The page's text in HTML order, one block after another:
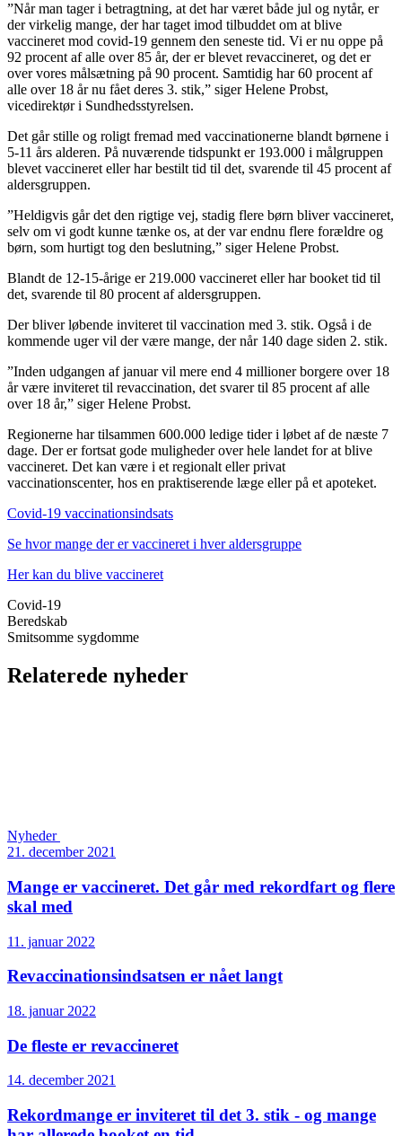
”Når man tager i betragtning, at det har været både jul og nytår, er
der virkelig mange, der har taget imod tilbuddet om at blive
vaccineret mod covid-19 gennem den seneste tid. Vi er nu oppe på
92 procent af alle over 85 år, der er blevet revaccineret, og det er
over vores målsætning på 90 procent. Samtidig har 60 procent af
alle over 18 år nu fået deres 3. stik,” siger Helene Probst,
vicedirektør i Sundhedsstyrelsen.
Det går stille og roligt fremad med vaccinationerne blandt børnene i
5-11 års alderen. På nuværende tidspunkt er 193.000 i målgruppen
blevet vaccineret eller har bestilt tid til det, svarende til 45 procent af
aldersgruppen.
”Heldigvis går det den rigtige vej, stadig flere børn bliver vaccineret,
selv om vi godt kunne tænke os, at der var endnu flere forældre og
børn, som hurtigt tog den beslutning,” siger Helene Probst.
Blandt de 12-15-årige er 219.000 vaccineret eller har booket tid til
det, svarende til 80 procent af aldersgruppen.
Der bliver løbende inviteret til vaccination med 3. stik. Også i de
kommende uger vil der være mange, der når 140 dage siden 2. stik.
”Inden udgangen af januar vil mere end 4 millioner borgere over 18
år være inviteret til revaccination, det svarer til 85 procent af alle
over 18 år,” siger Helene Probst.
Regionerne har tilsammen 600.000 ledige tider i løbet af de næste 7
dage. Der er fortsat gode muligheder over hele landet for at blive
vaccineret. Det kan være i et regionalt eller privat
vaccinationscenter, hos en praktiserende læge eller på et apoteket.
Covid-19 vaccinationsindsats
Se hvor mange der er vaccineret i hver aldersgruppe
Her kan du blive vaccineret
Covid-19
Beredskab
Smitsomme sygdomme
Relaterede nyheder
Nyheder
21. december 2021
Mange er vaccineret. Det går med rekordfart og flere
skal med
11. januar 2022
Revaccinationsindsatsen er nået langt
18. januar 2022
De fleste er revaccineret
14. december 2021
Rekordmange er inviteret til det 3. stik - og mange